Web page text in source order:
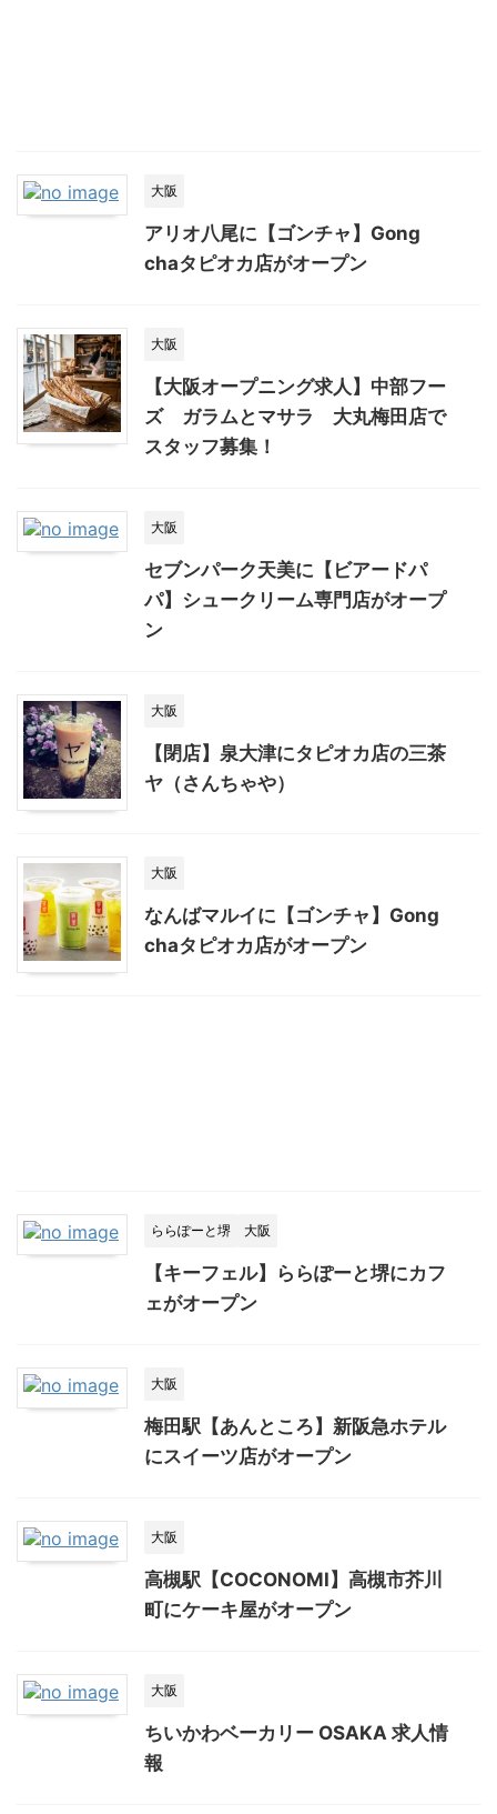
大阪
アリオ八尾に【ゴンチャ】Gong
chaタピオカ店がオープン
大阪
【大阪オープニング求人】中部フー
ズ ガラムとマサラ 大丸梅田店で
スタッフ募集！
大阪
セブンパーク天美に【ビアードパ
パ】シュークリーム専門店がオープ
ン
大阪
【閉店】泉大津にタピオカ店の三茶
ヤ（さんちゃや）
大阪
なんばマルイに【ゴンチャ】Gong
chaタピオカ店がオープン
ららぽーと堺 大阪
【キーフェル】ららぽーと堺にカフ
ェがオープン
大阪
梅田駅【あんところ】新阪急ホテル
にスイーツ店がオープン
大阪
高槻駅【COCONOMI】高槻市芥川
町にケーキ屋がオープン
大阪
ちいかわベーカリー OSAKA 求人情
報